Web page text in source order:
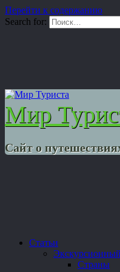
Перейти к содержанию
Search for:
Мир
Сайт о
Статьи
Страны